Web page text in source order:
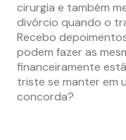
cirurgia e também
divórcio quando o
Recebo
podem fazer as
financeiramente
triste se manter em
concorda?